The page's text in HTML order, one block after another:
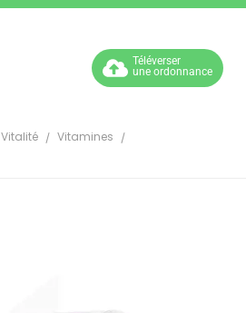
Téléverser
une ordonnance
Vitalité
Vitamines